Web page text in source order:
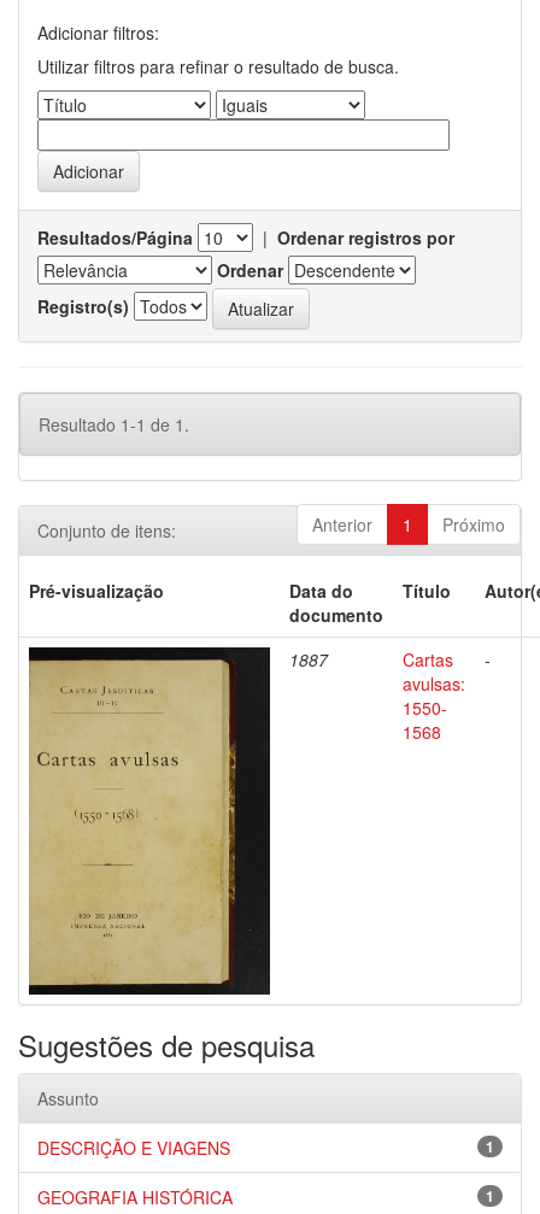
Adicionar filtros:
Utilizar filtros para refinar o resultado de busca.
Resultados/Página | Ordenar registros por
Ordenar
Registro(s)
Resultado 1-1 de 1.
Anterior 1 Próximo
Conjunto de itens:
Pré-visualização
Data do
documento
Título
1887
Cartas
avulsas:
1550-
1568
-
Sugestões de pesquisa
Assunto
1
DESCRIÇÃO E VIAGENS
1
GEOGRAFIA HISTÓRICA